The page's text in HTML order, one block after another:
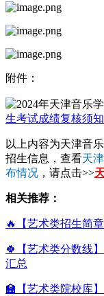
附件：
生考试成绩复核须
以上内容为天津音
招生信息，查看天
布情况 ，请点击>>
相关推荐：
🔥【艺术类招生简
🍀【艺术类分数线
汇总
🏫【艺术类院校库